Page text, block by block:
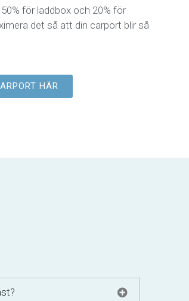
för laddbox och 20% för
det så att din carport blir så
HÄR